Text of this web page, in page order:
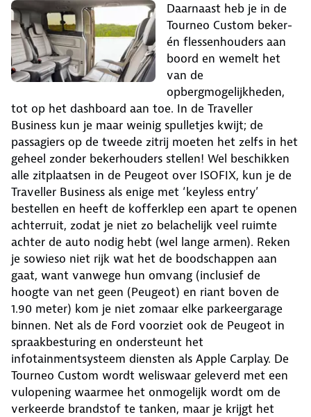
Daarnaast heb je in de
Tourneo Custom beker-
én flessenhouders aan
boord en wemelt het
van de
opbergmogelijkheden,
tot op het dashboard aan toe. In de Traveller
Business kun je maar weinig spulletjes kwijt; de
passagiers op de tweede zitrij moeten het zelfs in het
geheel zonder bekerhouders stellen! Wel beschikken
alle zitplaatsen in de Peugeot over ISOFIX, kun je de
Traveller Business als enige met ‘keyless entry’
bestellen en heeft de kofferklep een apart te openen
achterruit, zodat je niet zo belachelijk veel ruimte
achter de auto nodig hebt (wel lange armen). Reken
je sowieso niet rijk wat het de boodschappen aan
gaat, want vanwege hun omvang (inclusief de
hoogte van net geen (Peugeot) en riant boven de
1.90 meter) kom je niet zomaar elke parkeergarage
binnen. Net als de Ford voorziet ook de Peugeot in
spraakbesturing en ondersteunt het
infotainmentsysteem diensten als Apple Carplay. De
Tourneo Custom wordt weliswaar geleverd met een
vulopening waarmee het onmogelijk wordt om de
verkeerde brandstof te tanken, maar je krijgt het